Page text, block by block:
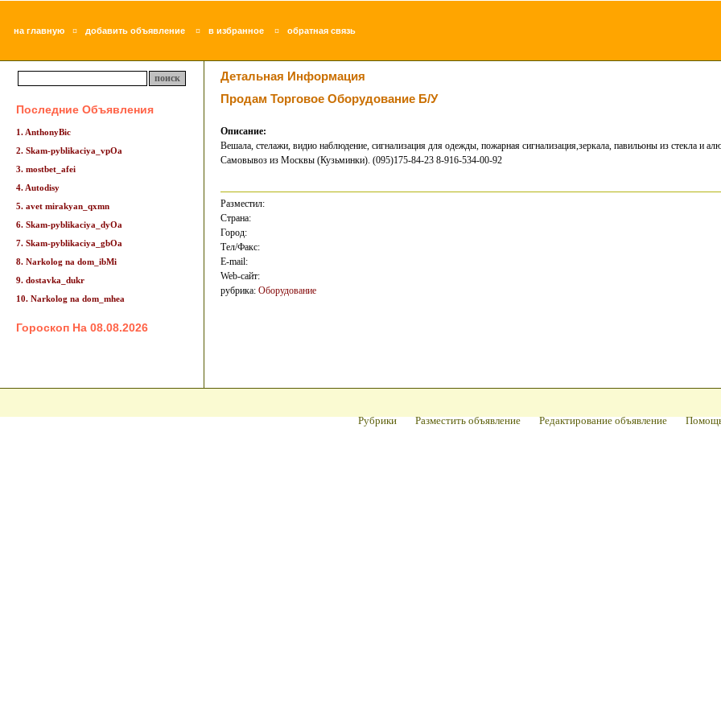
на главную ¤ добавить объявление ¤ в избранное ¤ обратная связь
Последние Объявления
1. AnthonyBic
2. Skam-pyblikaciya_vpOa
3. mostbet_afei
4. Autodisy
5. avet mirakyan_qxmn
6. Skam-pyblikaciya_dyOa
7. Skam-pyblikaciya_gbOa
8. Narkolog na dom_ibMi
9. dostavka_dukr
10. Narkolog na dom_mhea
Гороскоп На 08.08.2026
Детальная Информация
Продам Торговое Оборудование Б/у
Описание:
Вешала, стелажи, видио наблюдение, сигнализация для одежды, пожарная сигнализация,зеркала, павильоны из стекла и
Самовывоз из Москвы (Кузьминки). (095)175-84-23 8-916-534-00-92
Разместил:
Страна:
Город:
Тел/Факс:
E-mail:
Web-сайт:
рубрика: Оборудование
Рубрики Разместить объявление Редактирование объявление